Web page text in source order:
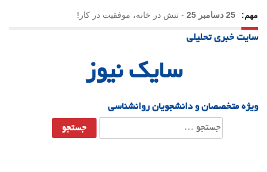
مهم: 25 دسامبر 25 - تنش در خانه، موفقیت در کار!
23 دسامبر 25
-یلدا؛ نماد تاب‌آوری اجتماعی در روزگار دشوار
سایت خبری تحلیلی
سایک نیوز
ویژه متخصصان و دانشجویان روانشناسی
جستجو
برای: